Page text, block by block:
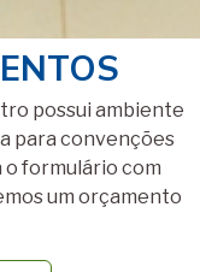
possui ambiente
para convenções
formulário com
um orçamento